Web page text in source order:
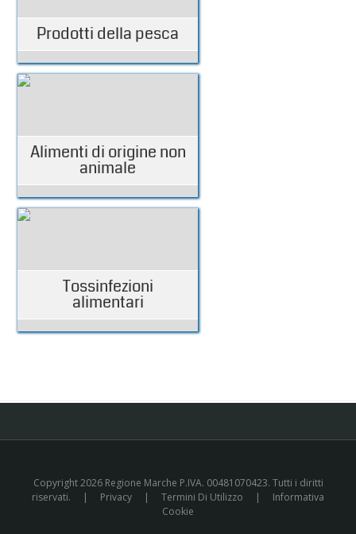
Prodotti della pesca
Alimenti di origine non
animale
Tossinfezioni
alimentari
Copyright 2026 Regione Marche P.IVA. 00481070423. Tutti i diritti
riservati.
| Privacy | Termini Di Utilizzo |
Informativa
Cookie